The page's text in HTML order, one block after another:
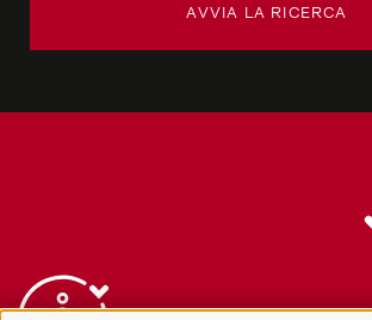
AVVIA LA RICERCA